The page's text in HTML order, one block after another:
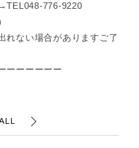
776-9220
れない場合がありますご了
ーーーーーー